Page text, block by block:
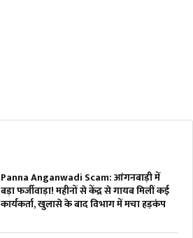
Panna Anganwadi Scam: आंगनबाड़ी में
बड़ा फर्जीवाड़ा! महीनों से केंद्र से गायब मिलीं कई
कार्यकर्ता, खुलासे के बाद विभाग में मचा हड़कंप